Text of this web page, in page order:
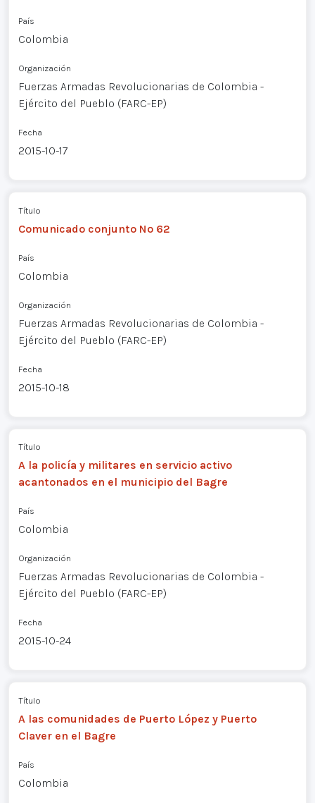
País
Colombia
Organización
Fuerzas Armadas Revolucionarias de Colombia -
Ejército del Pueblo (FARC-EP)
Fecha
2015-10-17
Título
Comunicado conjunto Nº 62
País
Colombia
Organización
Fuerzas Armadas Revolucionarias de Colombia -
Ejército del Pueblo (FARC-EP)
Fecha
2015-10-18
Título
A la policía y militares en servicio activo
acantonados en el municipio del Bagre
País
Colombia
Organización
Fuerzas Armadas Revolucionarias de Colombia -
Ejército del Pueblo (FARC-EP)
Fecha
2015-10-24
Título
A las comunidades de Puerto López y Puerto
Claver en el Bagre
País
Colombia